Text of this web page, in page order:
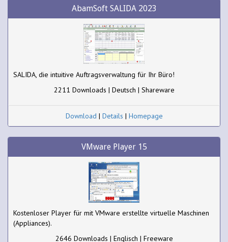
AbamSoft SALIDA 2023
SALIDA, die intuitive Auftragsverwaltung für Ihr Büro!
2211 Downloads | Deutsch | Shareware
Download | Details | Homepage
VMware Player 15
Kostenloser Player für mit VMware erstellte virtuelle Maschinen
(Appliances).
2646 Downloads | Englisch | Freeware